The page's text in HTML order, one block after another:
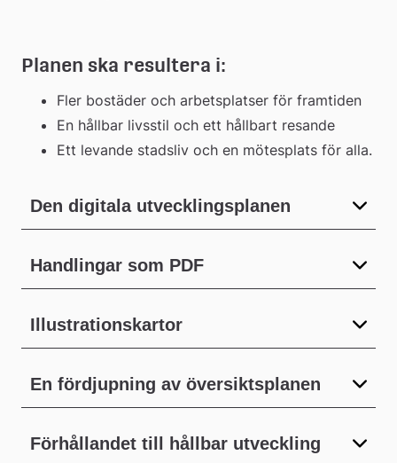
Planen ska resultera i:
Fler bostäder och arbetsplatser för framtiden
En hållbar livsstil och ett hållbart resande
Ett levande stadsliv och en mötesplats för alla.
Den digitala utvecklingsplanen
Handlingar som PDF
Illustrationskartor
En fördjupning av översiktsplanen
Förhållandet till hållbar utveckling